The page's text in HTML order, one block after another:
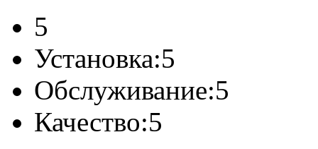
5
Установка:5
Обслуживание:5
Качество:5